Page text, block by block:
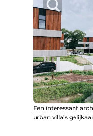
Renovatie
Software
Toegangscontrole
Veiligheid &
Zonwering
Een interessant
urban villa’s